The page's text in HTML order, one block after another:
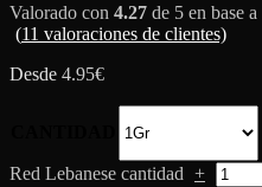
Valorado con 4.27 de 5 en base a
(11 valoraciones de clientes)
Desde 4.95€
Red Lebanese cantidad +